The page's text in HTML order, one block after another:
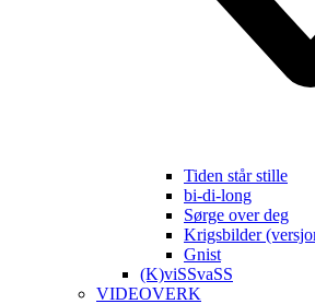
Tiden står stille
bi-di-long
Sørge over deg
Krigsbilder
Gnist
(K)viSSvaSS
VIDEOVERK